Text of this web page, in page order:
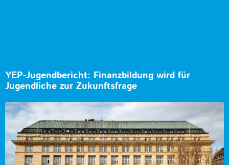
YEP-Jugendbericht: Finanzbildung wird für
Jugendliche zur Zukunftsfrage